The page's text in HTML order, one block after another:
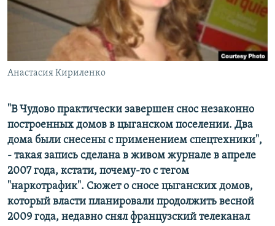
РАСПИСАНИЕ ВЕЩАНИЯ
ПОДПИШИТЕСЬ НА РАССЫЛКУ
Все сайты РСЕ/РС
Анастасия Кириленко
"В Чудово практически завершен снос незаконно
построенных домов в цыганском поселении. Два
дома были снесены с применением спецтехники",
- такая запись сделана в живом журнале в апреле
2007 года, кстати, почему-то с тегом
"наркотрафик". Сюжет о сносе цыганских домов,
который власти планировали продолжить весной
2009 года, недавно снял французский телеканал